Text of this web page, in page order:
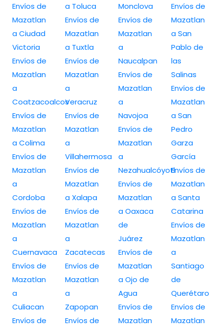
Envíos de
Mazatlan
a Ciudad
Victoria
Envíos de
Mazatlan
a
Coatzacoalcos
Envíos de
Mazatlan
a Colima
Envíos de
Mazatlan
a
Cordoba
Envíos de
Mazatlan
a
Cuernavaca
Envíos de
Mazatlan
a
Culiacan
Envíos de
a Toluca
Envíos de
Mazatlan
a Tuxtla
Envíos de
Mazatlan
a
Veracruz
Envíos de
Mazatlan
a
Villahermosa
Envíos de
Mazatlan
a Xalapa
Envíos de
Mazatlan
a
Zacatecas
Envíos de
Mazatlan
a
Zapopan
Envíos de
Monclova
Envíos de
Mazatlan
a
Naucalpan
Envíos de
Mazatlan
a
Navojoa
Envíos de
Mazatlan
a
Nezahualcóyotl
Envíos de
Mazatlan
a Oaxaca
de
Juárez
Envíos de
Mazatlan
a Ojo de
Agua
Envíos de
Mazatlan
Envíos de
Mazatlan
a San
Pablo de
las
Salinas
Envíos de
Mazatlan
a San
Pedro
Garza
García
Envíos de
Mazatlan
a Santa
Catarina
Envíos de
Mazatlan
a
Santiago
de
Querétaro
Envíos de
Mazatlan